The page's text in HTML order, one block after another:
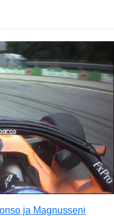
ja Magnusseni